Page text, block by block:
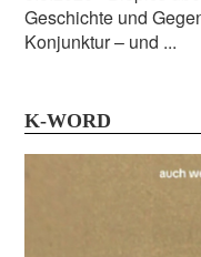
Geschichte und
Konjunktur – und ...
K-WORD